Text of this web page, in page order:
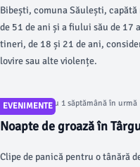
Bibești, comuna Săulești,
de 51 de ani și a fiului său de
tineri, de 18 și 21 de ani,
lovire sau alte violențe.
EVENIMENTE
Articol postat cu 1 săptămână în urmă
Noapte de groază în
Clipe de panică pentru o tânără